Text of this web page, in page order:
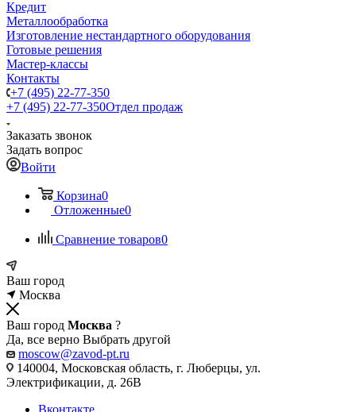
Кредит
Металлообработка
Изготовление нестандартного оборудования
Готовые решения
Мастер-классы
Контакты
+7 (495) 22-77-350
+7 (495) 22-77-350Отдел продаж
Заказать звонок
Задать вопрос
Войти
Корзина0
Отложенные0
Сравнение товаров0
Ваш город
Москва
Ваш город Москва ?
Да, все верно Выбрать другой
moscow@zavod-pt.ru
140004, Московская область, г. Люберцы, ул.
Электрификации, д. 26В
Вконтакте